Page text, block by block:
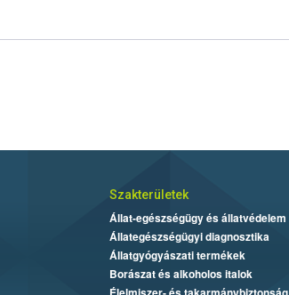
Szakterületek
Állat-egészségügy és állatvédelem
Állategészségügyi diagnosztika
Állatgyógyászati termékek
Borászat és alkoholos italok